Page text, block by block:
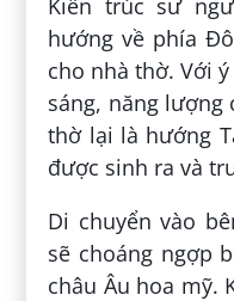
hướng về phía
cho nhà thờ. Với
sáng, năng lượng
thờ lại là hướng
được sinh ra và
Di chuyển vào
sẽ choáng ngợp
châu Âu hoa mỹ.